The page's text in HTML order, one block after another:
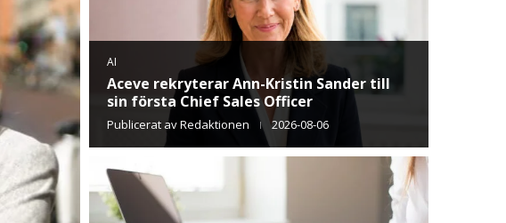
AI
1 av 2 upplever brist på AI-kompetens i
verksamheten
Publicerat avRedaktionen 2026-07-20